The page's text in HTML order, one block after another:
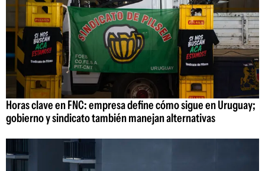
Horas clave en FNC: empresa define cómo sigue en Uruguay;
gobierno y sindicato también manejan alternativas